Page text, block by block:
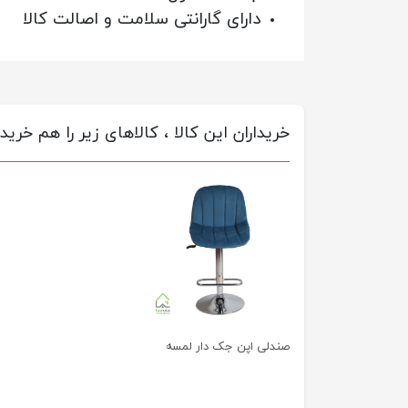
دارای گارانتی سلامت و اصالت کالا
خریداران این کالا ، کالاهای زیر را هم
صندلی اپن جک دار لمسه